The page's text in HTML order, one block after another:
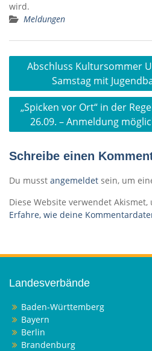
wird.
Meldungen
Beitragsnavigation
Abschluss Kultursommer
Samstag mit
„Spicken vor Ort“ in der
26.09. – Anmeldung
Schreibe einen
Du musst angemeldet sein, um
Diese Website verwendet
Erfahre, wie deine
Landesverbände
Baden-Württemberg
Bayern
Berlin
Brandenburg